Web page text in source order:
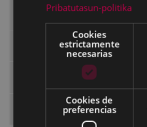
Escuela de Cerámica
Escuela de Música
Escuela de Danza
Euskaltegi municipal de
Pribatutasun-politika
Cookies
estrictamente
necesarias
Cookies de
preferencias